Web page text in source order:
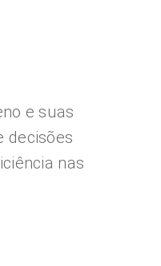
e suas
decisões
nas